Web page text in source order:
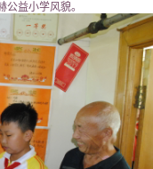
益小学风貌。